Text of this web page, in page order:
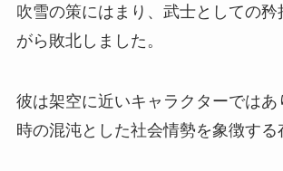
吹雪の策にはまり、武士としての矜
がら敗北しました。
彼は架空に近いキャラクターではあ
時の混沌とした社会情勢を象徴する